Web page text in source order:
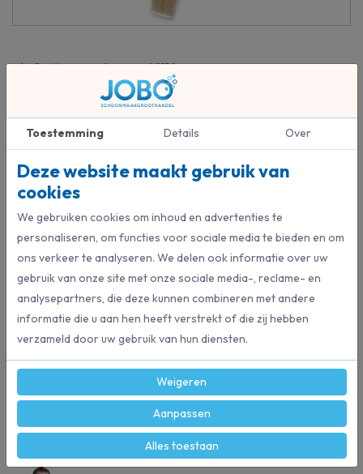
Gratis verzending vanaf €150
14 dagen retourrecht
Altijd de beste prijs en service
Beschrijving
Deze radiatorkwast met een ongelakte houten steel is een 100%
55mm.
Doos à 12 stuks
Specificaties
Artikelnummer 50074
Toestemming Details Over
Deze website maakt gebruik van
cookies
We gebruiken cookies om inhoud en advertenties te
personaliseren, om functies voor sociale media te bieden en om
ons verkeer te analyseren. We delen ook informatie over uw
gebruik van onze site met onze sociale media-, reclame- en
analysepartners, die deze kunnen combineren met andere
informatie die u aan hen heeft verstrekt of die zij hebben
verzameld door uw gebruik van hun diensten.
Weigeren
Aanpassen
Alles toestaan